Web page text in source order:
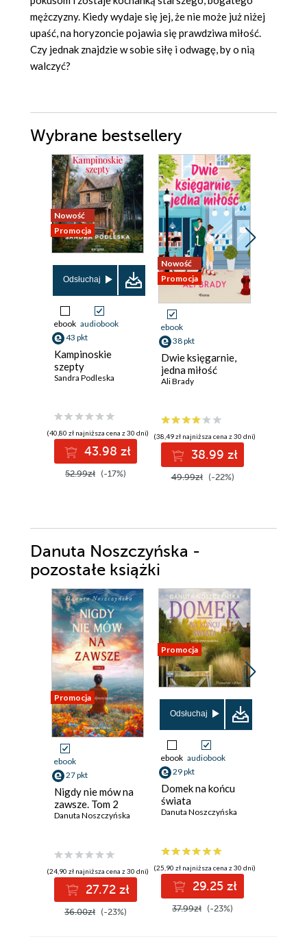
mężczyzny. Kiedy wydaje się jej, że nie może już niżej
upaść, na horyzoncie pojawia się prawdziwa miłość.
Czy jednak znajdzie w sobie siłę i odwagę, by o nią
walczyć?
Wybrane bestsellery
Nowość
Promocja
Odsłuchaj
ebook audiobook
43 pkt
Kampinoskie
szepty
Sandra Podleska
(40,80 zł najniższa cena z 30 dni)
43.98 zł
52.99zł (-17%)
Nowość
Promocja
ebook
38 pkt
Dwie księgarnie,
jedna miłość
Ali Brady
(38,49 zł najniższa cena z 30 dni)
38.99 zł
49.99zł (-22%)
Danuta Noszczyńska -
pozostałe książki
Promocja
ebook
27 pkt
Nigdy nie mów na
zawsze. Tom 2
Danuta Noszczyńska
(24,90 zł najniższa cena z 30 dni)
27.72 zł
36.00zł (-23%)
Promocja
Odsłuchaj
ebook audiobook
29 pkt
Domek na końcu
świata
Danuta Noszczyńska
(25,90 zł najniższa cena z 30 dni)
29.25 zł
37.99zł (-23%)